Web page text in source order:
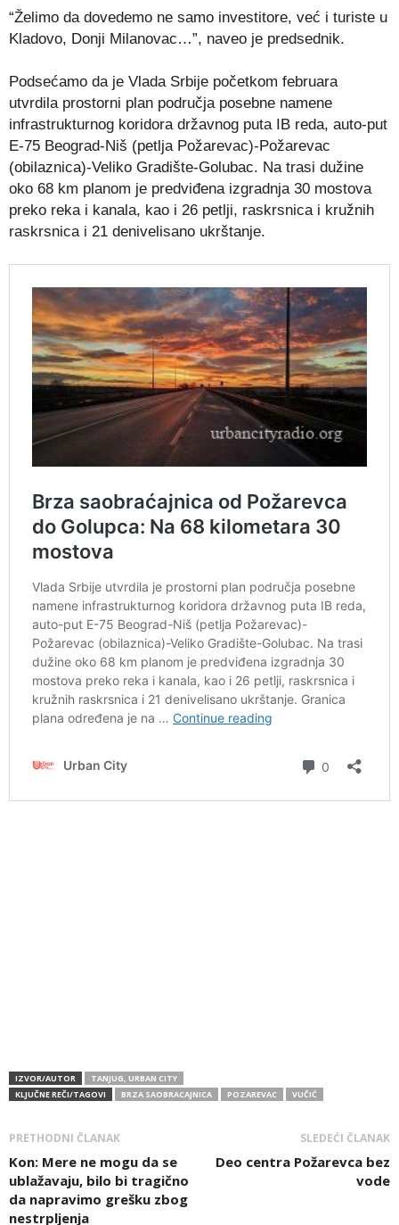
“Želimo da dovedemo ne samo investitore, već i turiste u
Kladovo, Donji Milanovac…”, naveo je predsednik.
Podsećamo da je Vlada Srbije početkom februara
utvrdila prostorni plan područja posebne namene
infrastrukturnog koridora državnog puta IB reda, auto-put
E-75 Beograd-Niš (petlja Požarevac)-Požarevac
(obilaznica)-Veliko Gradište-Golubac. Na trasi dužine
oko 68 km planom je predviđena izgradnja 30 mostova
preko reka i kanala, kao i 26 petlji, raskrsnica i kružnih
raskrsnica i 21 denivelisano ukrštanje.
IZVOR/AUTOR
TANJUG, URBAN CITY
KLJUČNE REČI/TAGOVI
BRZA SAOBRACAJNICA POZAREVAC VUČIĆ
PRETHODNI ČLANAK
Kon: Mere ne mogu da se
ublažavaju, bilo bi tragično
da napravimo grešku zbog
nestrpljenja
SLEDEĆI ČLANAK
Deo centra Požarevca bez
vode